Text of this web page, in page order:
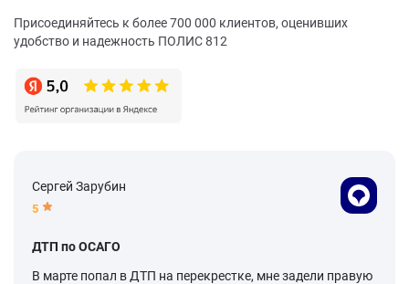
Присоединяйтесь к более 700 000 клиентов, оценивших
удобство и надежность ПОЛИС 812
Сергей Зарубин
5
ДТП по ОСАГО
В марте попал в ДТП на перекрестке, мне задели правую